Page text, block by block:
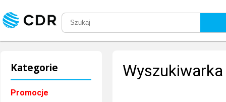
Kategorie
Promocje